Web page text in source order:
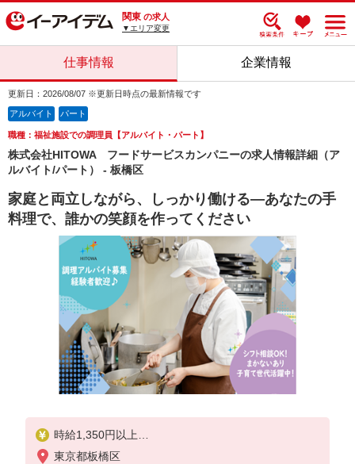
関東 の求人
▼エリア変更
仕事情報 企業情報
更新日：2026/08/07 ※更新日時点の最新情報です
アルバイト パート
職種：福祉施設での調理員【アルバイト・パート】
株式会社HITOWA フードサービスカンパニーの求人情報詳細（ア
ルバイト/パート） - 板橋区
家庭と両立しながら、しっかり働ける―あなたの手
料理で、誰かの笑顔を作ってください
時給1,350円以上
東京都板橋区